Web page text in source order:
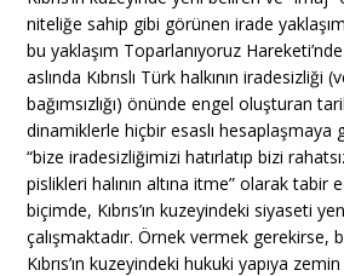
niteliğe sahip gibi görünen irade
bu yaklaşım Toparlanıyoruz
aslında Kıbrıslı Türk halkının iradesizliği
bağımsızlığı) önünde engel oluşturan
dinamiklerle hiçbir esaslı hesaplaşmaya
“bize iradesizliğimizi hatırlatıp bizi
pislikleri halının altına itme” olarak tabir
biçimde, Kıbrıs’ın kuzeyindeki siyaseti
çalışmaktadır. Örnek vermek gerekirse,
Kıbrıs’ın kuzeyindeki hukuki yapıya